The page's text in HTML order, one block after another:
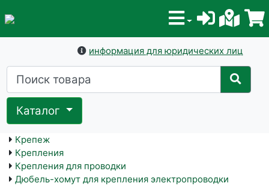
информация для юридических лиц
Каталог
Крепеж
Крепления
Крепления для проводки
Дюбель-хомут для крепления электропроводки